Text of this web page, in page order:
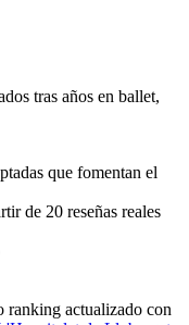
tras años en ballet,
que fomentan el
de 20 reseñas reales
ranking actualizado con